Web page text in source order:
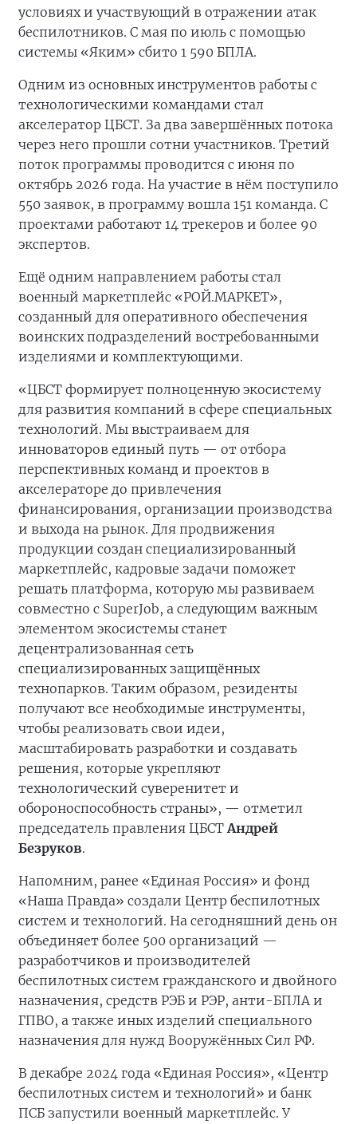
условиях и участвующий в отражении атак
беспилотников. С мая по июль с помощью
системы «Яким» сбито 1 590 БПЛА.
Одним из основных инструментов работы с
технологическими командами стал
акселератор ЦБСТ. За два завершённых потока
через него прошли сотни участников. Третий
поток программы проводится с июня по
октябрь 2026 года. На участие в нём поступило
550 заявок, в программу вошла 151 команда. С
проектами работают 14 трекеров и более 90
экспертов.
Ещё одним направлением работы стал
военный маркетплейс «РОЙ.МАРКЕТ»,
созданный для оперативного обеспечения
воинских подразделений востребованными
изделиями и комплектующими.
«ЦБСТ формирует полноценную экосистему
для развития компаний в сфере специальных
технологий. Мы выстраиваем для
инноваторов единый путь — от отбора
перспективных команд и проектов в
акселераторе до привлечения
финансирования, организации производства
и выхода на рынок. Для продвижения
продукции создан специализированный
маркетплейс, кадровые задачи поможет
решать платформа, которую мы развиваем
совместно с SuperJob, а следующим важным
элементом экосистемы станет
децентрализованная сеть
специализированных защищённых
технопарков. Таким образом, резиденты
получают все необходимые инструменты,
чтобы реализовать свои идеи,
масштабировать разработки и создавать
решения, которые укрепляют
технологический суверенитет и
обороноспособность страны», — отметил
председатель правления ЦБСТАндрей
Безруков.
Напомним, ранее «Единая Россия» и фонд
«Наша Правда» создали Центр беспилотных
систем и технологий. На сегодняшний день он
объединяет более 500 организаций —
разработчиков и производителей
беспилотных систем гражданского и двойного
назначения, средств РЭБ и РЭР, анти-БПЛА и
ГПВО, а также иных изделий специального
назначения для нужд Вооружённых Сил РФ.
В декабре 2024 года «Единая Россия», «Центр
беспилотных систем и технологий» и банк
ПСБ запустили военный маркетплейс. У